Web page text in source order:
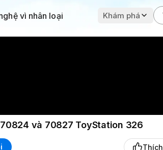
vì nhân loại Khám phá
và 70827 ToyStation 326
Thích